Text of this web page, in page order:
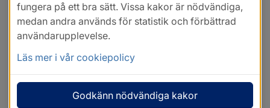
fungera på ett bra sätt. Vissa kakor är nödvändiga,
medan andra används för statistik och förbättrad
användarupplevelse.
Läs mer i vår cookiepolicy
Godkänn nödvändiga kakor